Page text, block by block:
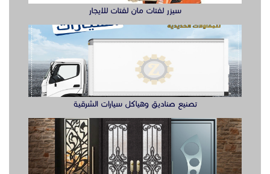
ابواب حديد ليزر او مشغول الشرقيه